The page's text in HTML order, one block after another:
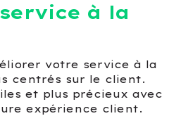
à la
votre service à la
centrés sur le client.
et plus précieux avec
expérience client.